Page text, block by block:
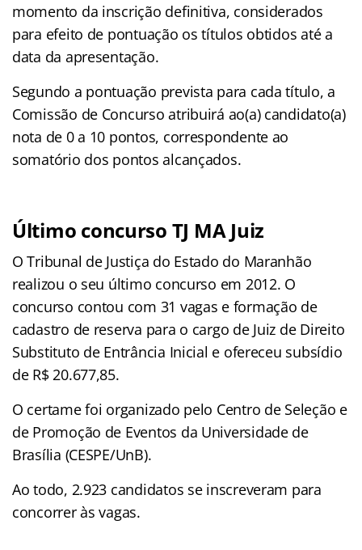
momento da inscrição definitiva, considerados
para efeito de pontuação os títulos obtidos até a
data da apresentação.
Segundo a pontuação prevista para cada título, a
Comissão de Concurso atribuirá ao(a) candidato(a)
nota de 0 a 10 pontos, correspondente ao
somatório dos pontos alcançados.
Último concurso TJ MA Juiz
O Tribunal de Justiça do Estado do Maranhão
realizou o seu último concurso em 2012. O
concurso contou com 31 vagas e formação de
cadastro de reserva para o cargo de Juiz de Direito
Substituto de Entrância Inicial e ofereceu subsídio
de R$ 20.677,85.
O certame foi organizado pelo Centro de Seleção e
de Promoção de Eventos da Universidade de
Brasília (CESPE/UnB).
Ao todo, 2.923 candidatos se inscreveram para
concorrer às vagas.